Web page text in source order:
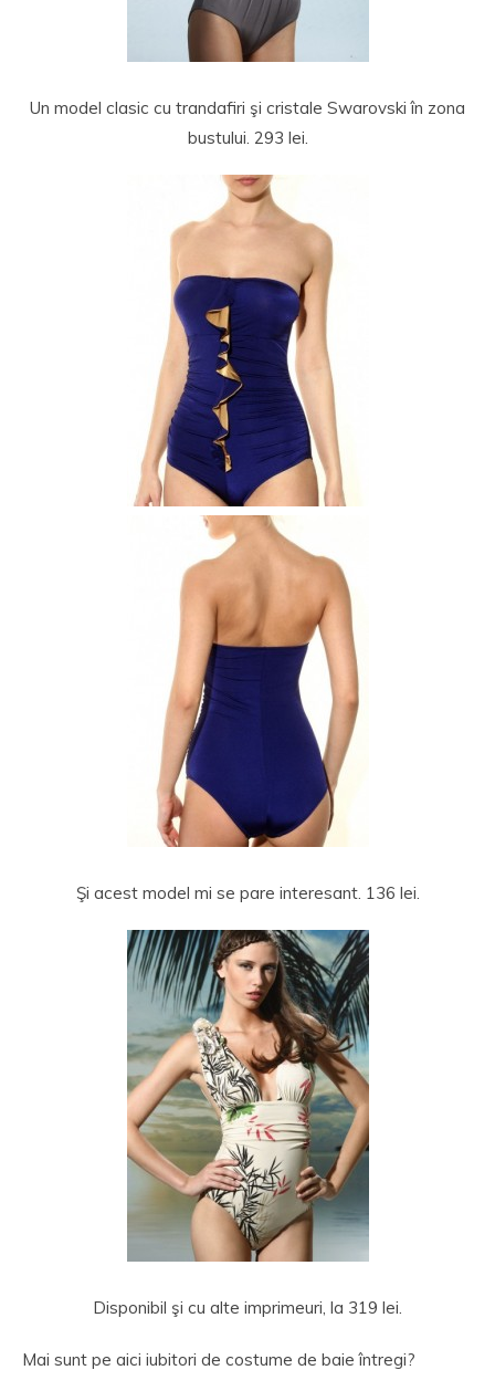
Un model clasic cu trandafiri şi cristale Swarovski în zona
bustului. 293 lei.
Şi acest model mi se pare interesant. 136 lei.
Disponibil şi cu alte imprimeuri, la 319 lei.
Mai sunt pe aici iubitori de costume de baie întregi?